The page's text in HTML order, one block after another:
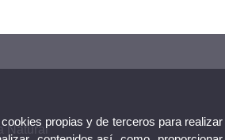
Natural
propias y de terceros para realizar